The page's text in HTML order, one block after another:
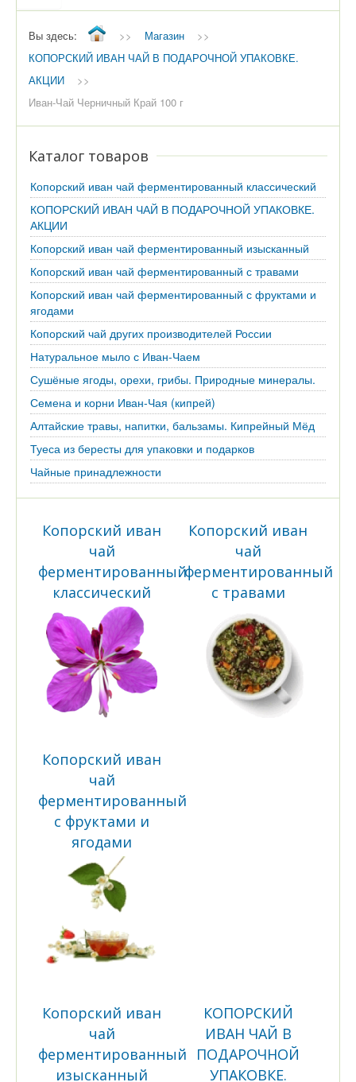
Вы здесь: >> Магазин
>>
КОПОРСКИЙ ИВАН ЧАЙ В ПОДАРОЧНОЙ УПАКОВКЕ.
АКЦИИ
>>
Иван-Чай Черничный Край 100 г
Каталог товаров
Копорский иван чай ферментированный классический
КОПОРСКИЙ ИВАН ЧАЙ В ПОДАРОЧНОЙ УПАКОВКЕ.
АКЦИИ
Копорский иван чай ферментированный изысканный
Копорский иван чай ферментированный с травами
Копорский иван чай ферментированный с фруктами и
ягодами
Копорский чай других производителей России
Натуральное мыло с Иван-Чаем
Сушёные ягоды, орехи, грибы. Природные минералы.
Семена и корни Иван-Чая (кипрей)
Алтайские травы, напитки, бальзамы. Кипрейный Мёд
Туеса из бересты для упаковки и подарков
Чайные принадлежности
Копорский иван
чай
ферментированный
классический
Копорский иван
чай
ферментированный
с травами
Копорский иван
чай
ферментированный
с фруктами и
ягодами
Копорский иван
чай
ферментированный
изысканный
КОПОРСКИЙ
ИВАН ЧАЙ В
ПОДАРОЧНОЙ
УПАКОВКЕ.